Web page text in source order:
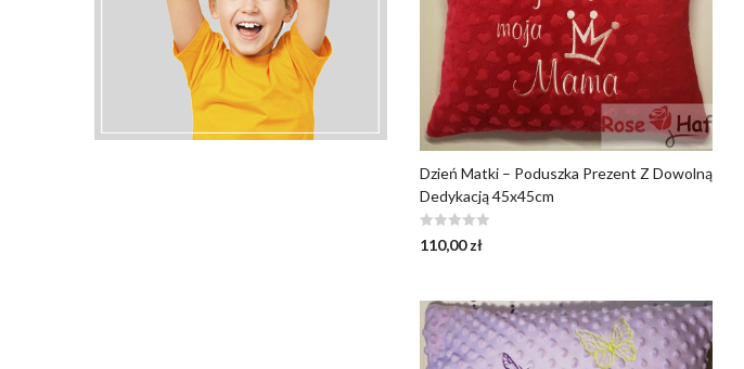
Dzień Matki – Poduszka Prezent Z Dowolną
Dedykacją 45x45cm
110,00zł